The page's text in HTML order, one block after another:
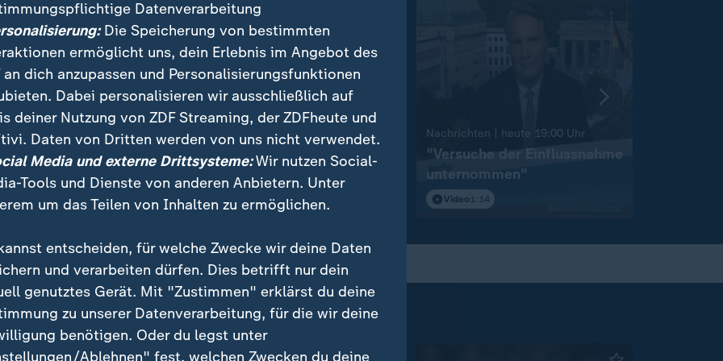
| heute 19:00 Uhr:
für
Terrorgruppe
Nachrichten | heute 19:00 Uhr
Russische Desinformation
vor Landtagswahlen
Nachrichten | heute 19:00 Uhr:
"Versuche der Einflussnahme
unternommen"
Video 1:14
Datenverarbeitung
Die Speicherung von bestimmten
ermöglicht uns, dein Erlebnis im Angebot des
an dich anzupassen und Personalisierungsfunktionen
Dabei personalisieren wir ausschließlich auf
deiner Nutzung von ZDF Streaming, der ZDFheute und
Daten von Dritten werden von uns nicht verwendet.
Media und externe Drittsysteme:Wir nutzen Social-
Tools und Dienste von anderen Anbietern. Unter
um das Teilen von Inhalten zu ermöglichen.
entscheiden, für welche Zwecke wir deine Daten
und verarbeiten dürfen. Dies betrifft nur dein
genutztes Gerät. Mit "Zustimmen" erklärst du deine
zu unserer Datenverarbeitung, für die wir deine
benötigen. Oder du legst unter
Ablehnen" fest, welchen Zwecken du deine